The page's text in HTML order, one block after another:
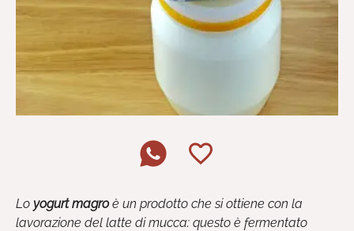
Lo yogurt magroè un prodotto che si ottiene con la
lavorazione del latte di mucca: questo è fermentato